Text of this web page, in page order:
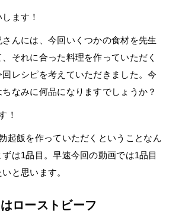
します！
さんには、今回いくつかの食材を先生
それに合った料理を作っていただく
回レシピを考えていただきました。今
なみに何品になりますでしょうか？
！
起飯を作っていただくということなん
は1品目。早速今回の動画では1品目
と思います。
ローストビーフ